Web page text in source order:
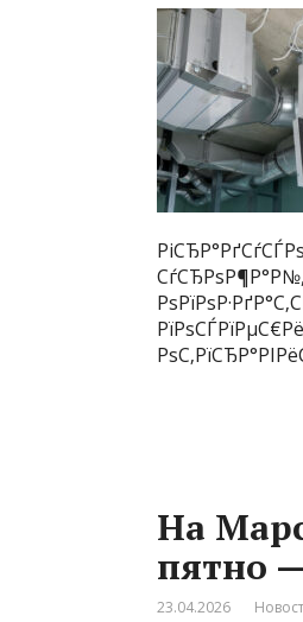
СѓСЂРѕР¶Р°Р№,
На
пятно
23.04.2026